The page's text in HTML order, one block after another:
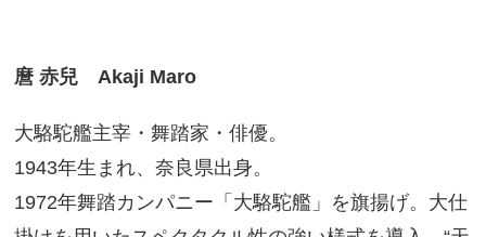
麿 赤兒 Akaji Maro
大駱駝艦主宰・舞踏家・俳優。
1943年生まれ、奈良県出身。
1972年舞踏カンパニー「大駱駝艦」を旗揚げ。大仕